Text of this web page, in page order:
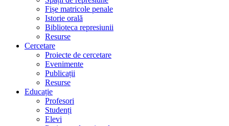
Fișe matricole penale
Istorie orală
Biblioteca represiunii
Resurse
Cercetare
Proiecte de cercetare
Evenimente
Publicații
Resurse
Educație
Profesori
Studenți
Elevi